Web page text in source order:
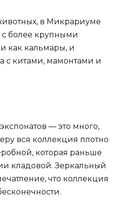
в Микрариуме
с более крупными
как кальмары, и
с китами, мамонтами и
— это много,
вся коллекция плотно
которая раньше
кладовой. Зеркальный
что коллекция